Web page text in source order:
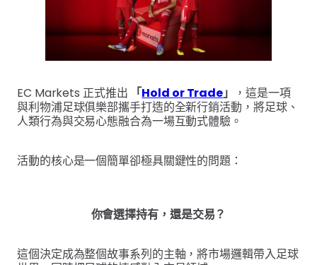
EC Markets 正式推出 「Hold or Trade」
，這是一項
與利物浦足球俱樂部攜手打造的全新行銷活動，將足球、
人類行為與交易心態融合為一場互動式體驗。
活動的核心是一個簡單卻極具關鍵性的問題：
你會選擇持有，還是交易？
這個決定成為整個故事系列的主軸，將市場邏輯帶入足球